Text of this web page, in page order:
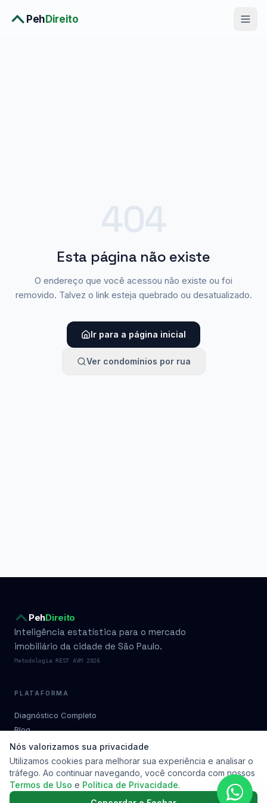
PehDireito
Esta página não existe
O endereço que você acessou não existe ou foi
removido. Talvez o link esteja quebrado ou desatualizado.
Ir para a página inicial
Ver condomínios por rua
PehDireito
Inteligência estatística para o mercado
imobiliário da cidade de São Paulo.
Metodologia REST AVM 2026
PLATAFORMA
Diagnóstico Completo
Blog
Condomínios por bairro
Planos
Metodologia
Soluções
Nós valorizamos sua privacidade
Utilizamos cookies para melhorar sua experiência e analisar o
tráfego. Ao continuar navegando, você concorda com nossos
Termos de Uso e Política de Privacidade.